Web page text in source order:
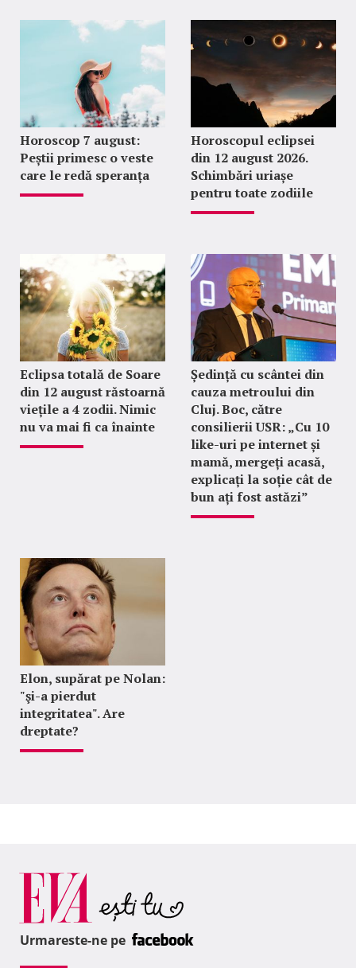
Horoscop 7 august:
Peștii primesc o veste
care le redă speranța
Horoscopul eclipsei
din 12 august 2026.
Schimbări uriașe
pentru toate zodiile
Eclipsa totală de Soare
din 12 august răstoarnă
viețile a 4 zodii. Nimic
nu va mai fi ca înainte
Ședință cu scântei din
cauza metroului din
Cluj. Boc, către
consilierii USR: „Cu 10
like-uri pe internet și
mamă, mergeți acasă,
explicați la soție cât de
bun ați fost astăzi”
Elon, supărat pe Nolan:
"şi-a pierdut
integritatea". Are
dreptate?
Urmareste-ne pe